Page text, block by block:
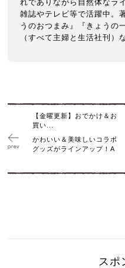
れでありながら自然体なラ
雑誌やテレビ等で活躍中。
うのおつまみ』『きょうの
（すべて主婦と生活社刊）
【金曜更新】おでかけ＆お
買い...
かわいい＆美味しいコラボ
グッズがラインアップ！A
スポ